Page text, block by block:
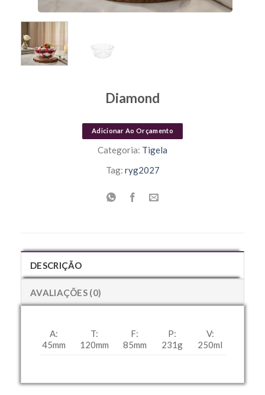
Diamond
Adicionar Ao Orçamento
Categoria: Tigela
Tag: ryg2027
DESCRIÇÃO
AVALIAÇÕES (0)
A:
45mm
T:
120mm
F:
85mm
P:
231g
V:
250ml